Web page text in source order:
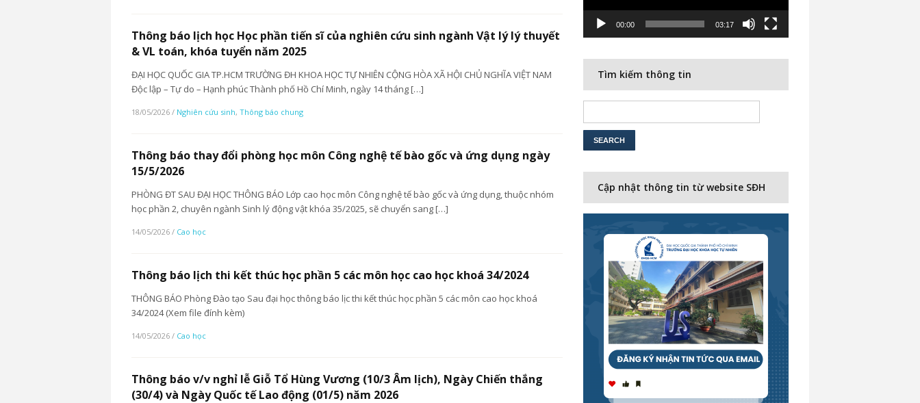
Thông báo lịch học Học phần tiến sĩ của nghiên cứu sinh ngành Vật lý lý thuyết
& VL toán, khóa tuyển năm 2025
ĐẠI HỌC QUỐC GIA TP.HCM TRƯỜNG ĐH KHOA HỌC TỰ NHIÊN CỘNG HÒA XÃ HỘI CHỦ NGHĨA VIỆT NAM
Độc lập – Tự do – Hạnh phúc Thành phố Hồ Chí Minh, ngày 14 tháng […]
18/05/2026 / Nghiên cứu sinh, Thông báo chung
Thông báo thay đổi phòng học môn Công nghệ tế bào gốc và ứng dụng ngày
15/5/2026
PHÒNG ĐT SAU ĐẠI HỌC THÔNG BÁO Lớp cao học môn Công nghệ tế bào gốc và ứng dụng, thuộc nhóm
học phần 2, chuyên ngành Sinh lý động vật khóa 35/2025, sẽ chuyển sang […]
14/05/2026 / Cao học
Thông báo lịch thi kết thúc học phần 5 các môn học cao học khoá 34/2024
THÔNG BÁO Phòng Đào tạo Sau đại học thông báo lịc thi kết thúc học phần 5 các môn cao học khoá
34/2024 (Xem file đính kèm)
14/05/2026 / Cao học
Thông báo v/v nghỉ lễ Giỗ Tổ Hùng Vương (10/3 Âm lịch), Ngày Chiến thắng
(30/4) và Ngày Quốc tế Lao động (01/5) năm 2026
00:00 03:17
Tìm kiếm thông tin
Cập nhật thông tin từ website SĐH